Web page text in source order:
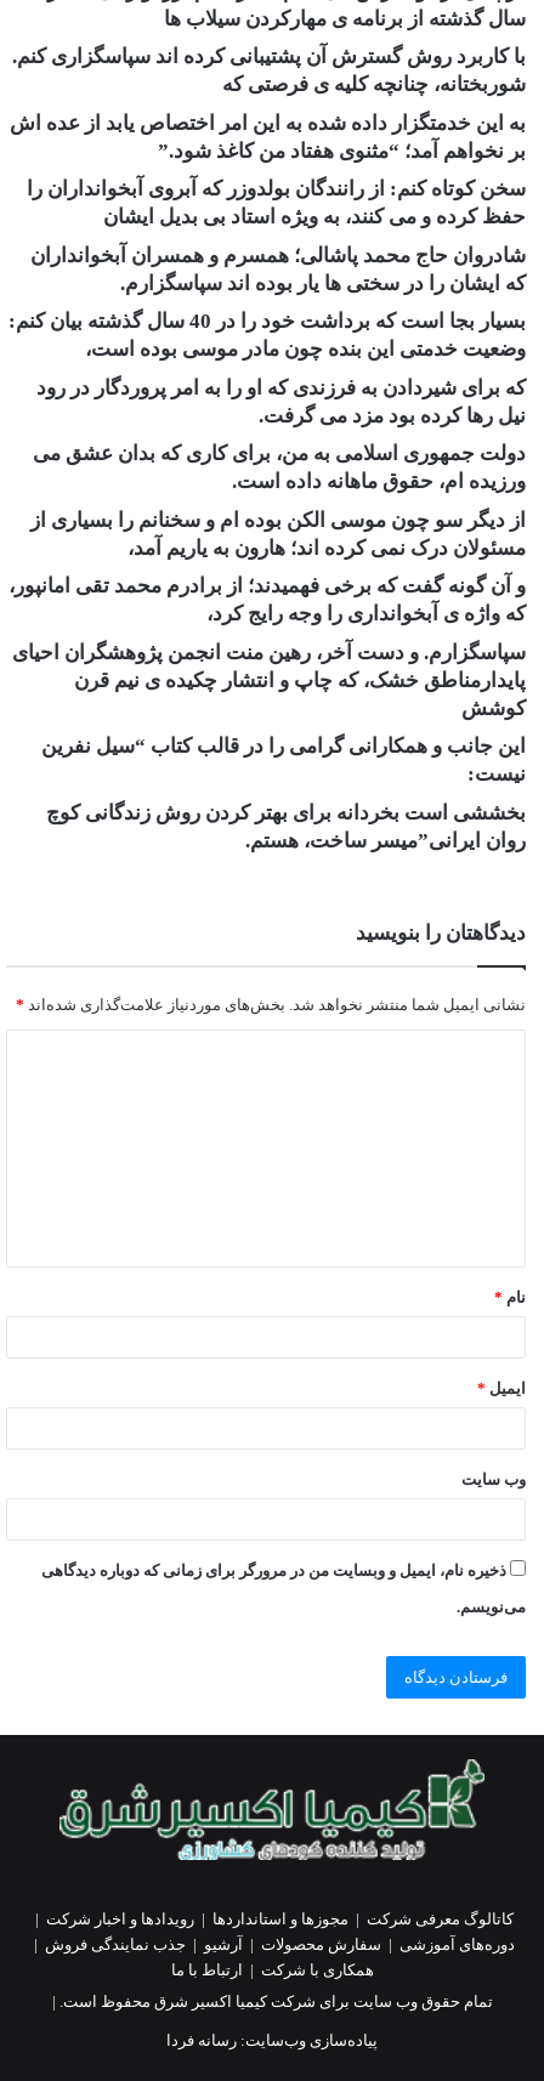
سال گذشته از برنامه ی مهارکردن سیلاب ها
با کاربرد روش گسترش آن پشتیبانی کرده اند سپاسگزاری کنم.
شوربختانه، چنانچه کلیه ی فرصتی که
به این خدمتگزار داده شده به این امر اختصاص یابد از عده اش
بر نخواهم آمد؛ “مثنوی هفتاد من کاغذ شود.”
سخن کوتاه کنم: از رانندگان بولدوزر که آبروی آبخوانداران را
حفظ کرده و می کنند، به ویژه استاد بی بدیل ایشان
شادروان حاج محمد پاشالی؛ همسرم و همسران آبخوانداران
که ایشان را در سختی ها یار بوده اند سپاسگزارم.
بسیار بجا است که برداشت خود را در 40 سال گذشته بیان کنم:
وضعیت خدمتی این بنده چون مادر موسی بوده است،
که برای شیردادن به فرزندی که او را به امر پروردگار در رود
نیل رها کرده بود مزد می گرفت.
دولت جمهوری اسلامی به من، برای کاری که بدان عشق می
ورزیده ام، حقوق ماهانه داده است.
از دیگر سو چون موسی الکن بوده ام و سخنانم را بسیاری از
مسئولان درک نمی کرده اند؛ هارون به یاریم آمد،
و آن گونه گفت که برخی فهمیدند؛ از برادرم محمد تقی امانپور،
که واژه ی آبخوانداری را وجه رایج کرد،
سپاسگزارم. و دست آخر، رهین منت انجمن پژوهشگران احیای
پایدارمناطق خشک، که چاپ و انتشار چکیده ی نیم قرن
کوشش
این جانب و همکارانی گرامی را در قالب کتاب “سیل نفرین
نیست:
بخششی است بخردانه برای بهتر کردن روش زندگانی کوچ
روان ایرانی”میسر ساخت، هستم.
دیدگاهتان را بنویسید
نشانی ایمیل شما منتشر نخواهد شد. بخش‌های موردنیاز علامت‌گذاری شده‌اند *
نام *
ایمیل *
وب‌ سایت
ذخیره نام، ایمیل و وبسایت من در مرورگر برای زمانی که دوباره دیدگاهی
می‌نویسم.
کاتالوگ معرفی شرکت | مجوزها و استانداردها |رویدادها و اخبار شرکت |
دوره‌های آموزشی | سفارش محصولات | آرشیو | جذب نمایندگی فروش |
همکاری با شرکت | ارتباط با ما
تمام حقوق وب سایت برای شرکت کیمیا اکسیر شرق محفوظ است. |
پیاده‌سازی وب‌سایت: رسانه فردا